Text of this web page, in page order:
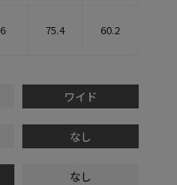
75.4 60.2
ワイド
なし
なし